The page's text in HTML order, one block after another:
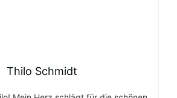
Thilo Schmidt